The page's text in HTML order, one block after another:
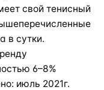
свой тенисный
в сутки.
6–8%
июль 2021г.